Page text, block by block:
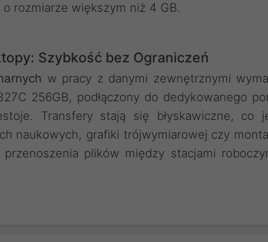
rozmiarze większym niż 4 GB.
Szybkość bez Ograniczeń
w pracy z danymi zewnętrznymi
256GB, podłączony do dedykowanego
Transfery stają się błyskawiczne, co
naukowych, grafiki trójwymiarowej czy
plików między stacjami